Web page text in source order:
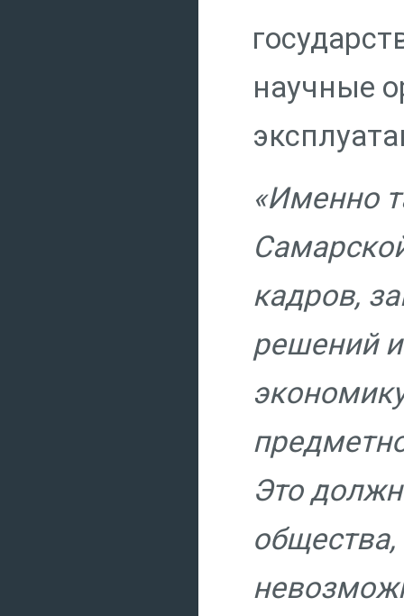
научные
«Именно
кадров,
решений
Это
общества,